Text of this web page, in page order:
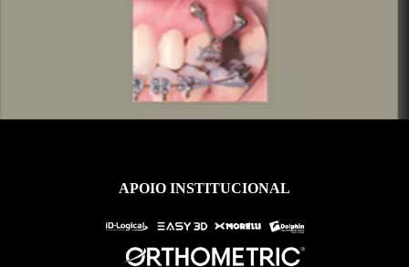
APOIO INSTITUCIONAL
Ver Acervo